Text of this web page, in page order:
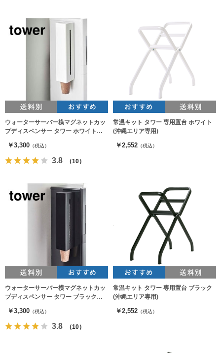
ウォーターサーバー横マグネットカッ
プディスペンサー タワー ホワイト
￥3,300 （税込）
3.8 （10）
常温キット タワー 専用置台 ホワイト
(沖縄エリア専用)
￥2,552 （税込）
ウォーターサーバー横マグネットカッ
プディスペンサー タワー ブラック
￥3,300 （税込）
3.8 （10）
常温キット タワー 専用置台 ブラック
(沖縄エリア専用)
￥2,552 （税込）